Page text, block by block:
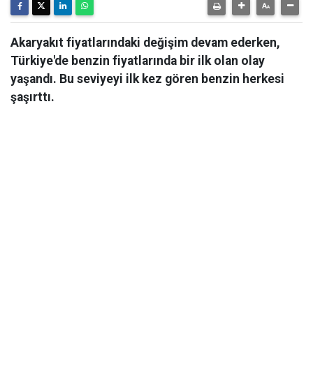
Akaryakıt fiyatlarındaki değişim devam ederken,
Türkiye'de benzin fiyatlarında bir ilk olan olay
yaşandı. Bu seviyeyi ilk kez gören benzin herkesi
şaşırttı.